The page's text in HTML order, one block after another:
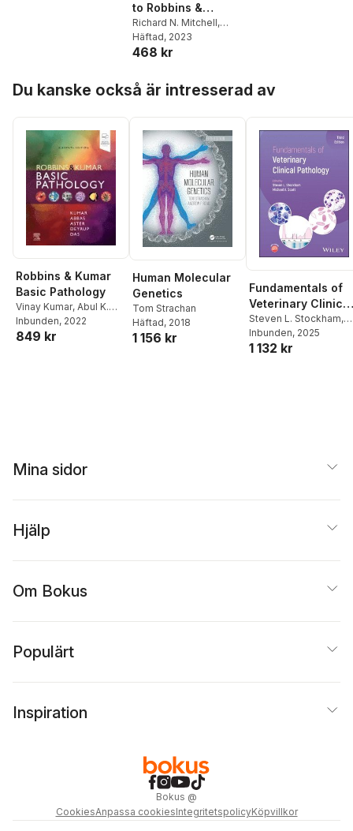
to Robbins &
Cotran Pathologic
Basis of Disease
Richard N. Mitchell,
Vinay Kumar,
Abbas,Jon C. Aster
Häftad, 2023
468 kr
Du kanske också är intresserad av
Robbins & Kumar
Basic Pathology
Vinay Kumar, Abul K.
Abbas,Jon C. Aster
Andrea T Deyrup
Inbunden, 2022
849 kr
Human Molecular
Genetics
Tom Strachan
Häftad, 2018
1 156 kr
Fundamentals of
Veterinary Clinical
Pathology
Steven L. Stockham,
Michael A. Scott
Inbunden, 2025
1 132 kr
Mina sidor
Hjälp
Om Bokus
Populärt
Inspiration
Bokus @
CookiesAnpassa cookiesIntegritetspolicyKöpvillkor